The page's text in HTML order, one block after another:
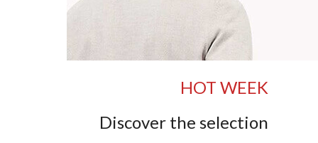
HOT WEEK
Discover the selection